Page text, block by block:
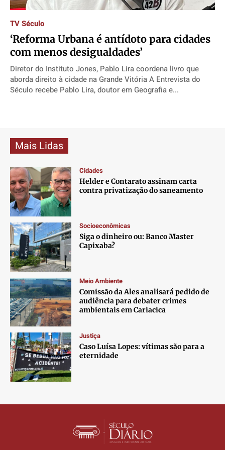
Direitos
Economia
Cultura
Colunas
Caetano Roque
Gustavo Bastos
Publicidade Legal
Quem Somos
Expediente
Contato
Anuncie
Termos de Uso
Privacidade
Direitos
Economia
Cultura
Colunas
Caetano Roque
Gustavo Bastos
Publicidade Legal
Quem Somos
Expediente
Contato
Anuncie
Termos de Uso
Privacidade
Direitos
Economia
Cultura
Colunas
Caetano Roque
Gustavo Bastos
Publicidade Legal
Quem Somos
Expediente
Contato
Anuncie
Termos de Uso
Privacidade
Direitos
Economia
Cultura
Colunas
Caetano Roque
Gustavo Bastos
Publicidade Legal
Quem Somos
Expediente
Contato
Anuncie
Termos de Uso
Privacidade
TV Século
‘Reforma Urbana é antídoto para cidades
com menos desigualdades’
Diretor do Instituto Jones, Pablo Lira coordena livro que
aborda direito à cidade na Grande Vitória A Entrevista do
Século recebe Pablo Lira, doutor em Geografia e...
Mais Lidas
Cidades
Helder e Contarato assinam carta
contra privatização do saneamento
Socioeconômicas
Siga o dinheiro ou: Banco Master
Capixaba?
Meio Ambiente
Comissão da Ales analisará pedido de
audiência para debater crimes
ambientais em Cariacica
Justiça
Caso Luísa Lopes: vítimas são para a
eternidade